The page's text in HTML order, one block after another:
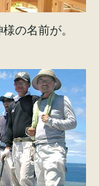
の名前が。